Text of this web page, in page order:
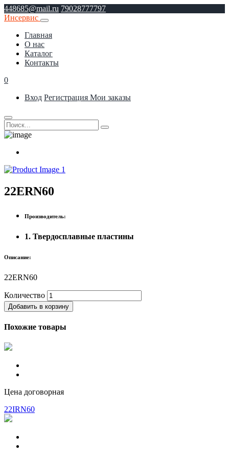
448685@mail.ru 79028777797
Инсервис
Главная
О нас
Каталог
Контакты
0
Вход Регистрация Мои заказы
22ERN60
Производитель:
1. Твердосплавные пластины
Описание:
22ERN60
Количество
Добавить в корзину
Похожие товары
Цена договорная
22IRN60